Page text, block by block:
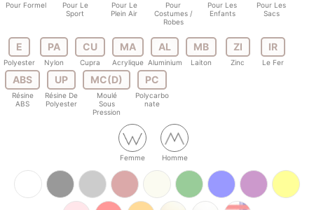
Pour Formel
Pour Le
Sport
Pour Le
Plein Air
Pour
Costumes /
Robes
Pour Les
Enfants
Pour Les
Sacs
E
Polyester
PA
Nylon
CU
Cupra
MA
Acrylique
AL
Aluminium
MB
Laiton
ZI
Zinc
IR
Le Fer
ABS
Résine
ABS
UP
Résine De
Polyester
MC(D)
Moulé
Sous
Pression
PC
Polycarbo
nate
Femme Homme